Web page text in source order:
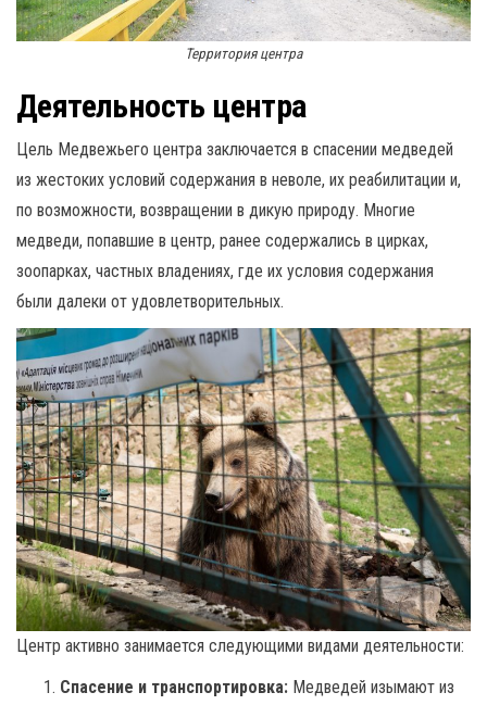
Территория центра
Деятельность центра
Цель Медвежьего центра заключается в спасении медведей
из жестоких условий содержания в неволе, их реабилитации и,
по возможности, возвращении в дикую природу. Многие
медведи, попавшие в центр, ранее содержались в цирках,
зоопарках, частных владениях, где их условия содержания
были далеки от удовлетворительных.
Центр активно занимается следующими видами деятельности:
Спасение и транспортировка: Медведей изымают из